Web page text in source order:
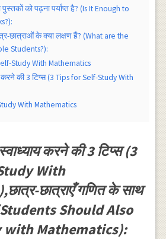
को पढ़ना पर्याप्त है? (Is It Enough to
छात्राओं के क्या लक्षण हैं? (What are the
Students?):
Study With Mathematics
की 3 टिप्स (3 Tips for Self-Study With
With Mathematics
करने की 3 टिप्स (3
With
छात्राएँ गणित के साथ
(Students Should Also
with Mathematics):